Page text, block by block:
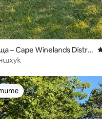
– Cape Winelands Distric
на гостите